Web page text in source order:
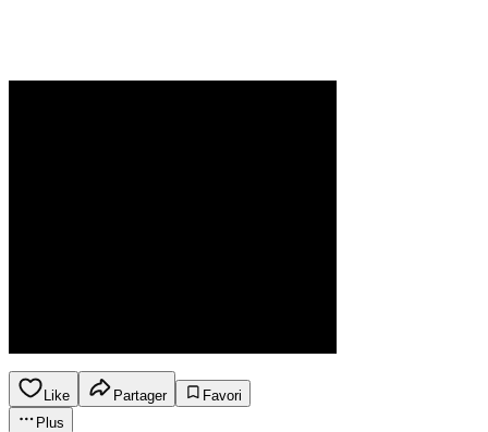
Like Partager
Favori
Plus